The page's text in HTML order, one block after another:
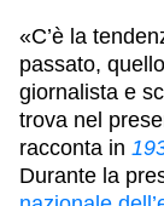
«C’è la
passato,
giornalista e
trova nel
racconta in
Durante la